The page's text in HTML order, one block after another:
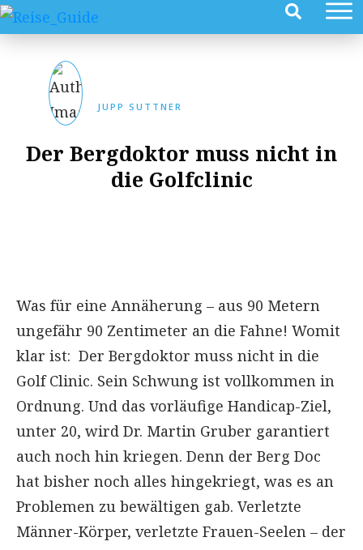
JUPP SUTTNER
Der Bergdoktor muss nicht in
die Golfclinic
Was für eine Annäherung – aus 90 Metern
ungefähr 90 Zentimeter an die Fahne! Womit
klar ist: Der Bergdoktor muss nicht in die
Golf Clinic. Sein Schwung ist vollkommen in
Ordnung. Und das vorläufige Handicap-Ziel,
unter 20, wird Dr. Martin Gruber garantiert
auch noch hin kriegen. Denn der Berg Doc
hat bisher noch alles hingekriegt, was es an
Problemen zu bewältigen gab. Verletzte
Männer-Körper, verletzte Frauen-Seelen – der